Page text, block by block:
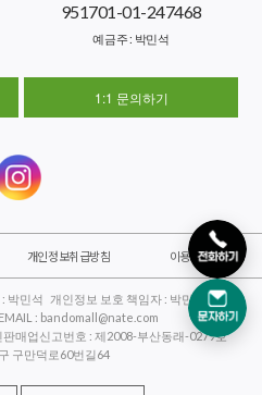
951701-01-247468
예금주 : 박민석
1:1 문의하기
개인정보취급방침 이용약관
민석 개인정보 보호 책임자 : 박민석
: bandomall@nate.com
매업신고번호 : 제2008-부산동래-0279호
구만덕로60번길64